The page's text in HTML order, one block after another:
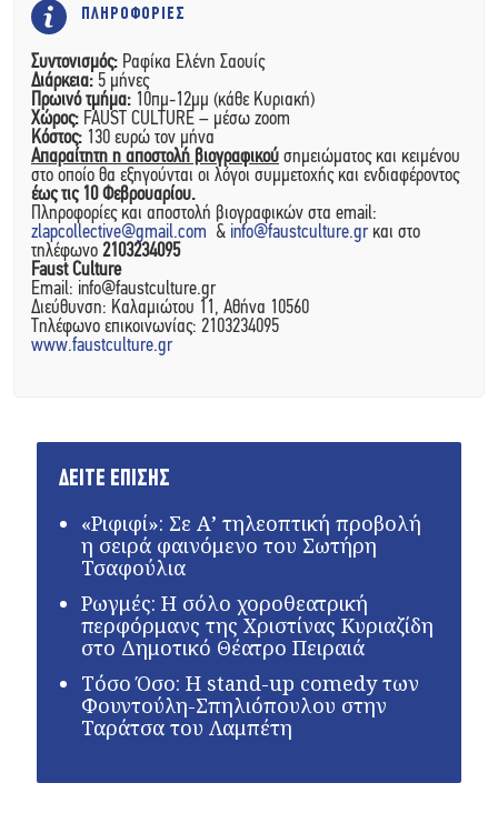
ΠΛΗΡΟΦΟΡΙΕΣ
Συντονισμός: Ραφίκα Ελένη Σαουίς
Διάρκεια: 5 μήνες
Πρωινό τμήμα: 10πμ-12μμ (κάθε Κυριακή)
Χώρος: FAUST CULTURE – μέσω zoom
Κόστος: 130 ευρώ τον μήνα
Απαραίτητη η αποστολή βιογραφικού σημειώματος και κειμένου
στο οποίο θα εξηγούνται οι λόγοι συμμετοχής και ενδιαφέροντος
έως τις 10 Φεβρουαρίου.
Πληροφορίες και αποστολή βιογραφικών στα email:
zlapcollective@gmail.com & info@faustculture.gr και στο
τηλέφωνο 2103234095
Faust Culture
Email: info@faustculture.gr
Διεύθυνση: Καλαμιώτου 11, Αθήνα 10560
Τηλέφωνο επικοινωνίας: 2103234095
www.faustculture.gr
ΔΕΙΤΕ ΕΠΙΣΗΣ
«Ριφιφί»: Σε Α’ τηλεοπτική προβολή
η σειρά φαινόμενο του Σωτήρη
Τσαφούλια
Ρωγμές: Η σόλο χοροθεατρική
περφόρμανς της Χριστίνας Κυριαζίδη
στο Δημοτικό Θέατρο Πειραιά
Τόσο Όσο: Η stand-up comedy των
Φουντούλη-Σπηλιόπουλου στην
Ταράτσα του Λαμπέτη